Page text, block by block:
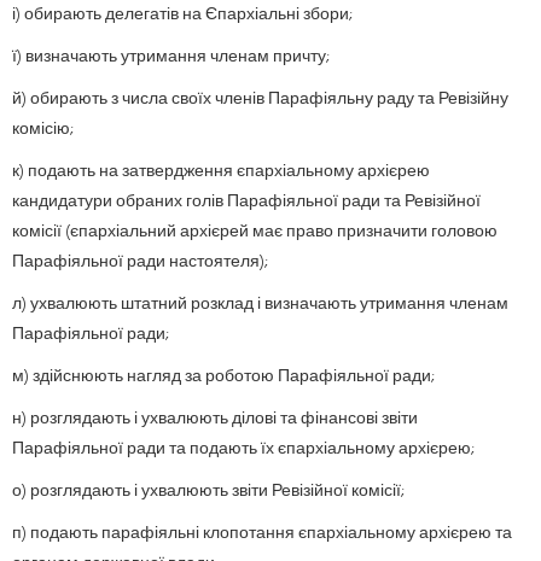
і) обирають делегатів на Єпархіальні збори;
ї) визначають утримання членам причту;
й) обирають з числа своїх членів Парафіяльну раду та Ревізійну
комісію;
к) подають на затвердження єпархіальному архієрею
кандидатури обраних голів Парафіяльної ради та Ревізійної
комісії (єпархіальний архієрей має право призначити головою
Парафіяльної ради настоятеля);
л) ухвалюють штатний розклад і визначають утримання членам
Парафіяльної ради;
м) здійснюють нагляд за роботою Парафіяльної ради;
н) розглядають і ухвалюють ділові та фінансові звіти
Парафіяльної ради та подають їх єпархіальному архієрею;
о) розглядають і ухвалюють звіти Ревізійної комісії;
п) подають парафіяльні клопотання єпархіальному архієрею та